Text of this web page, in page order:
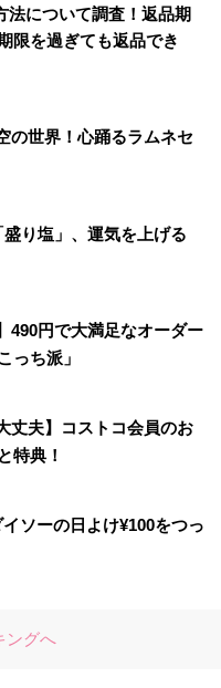
法について調査！返品期
限を過ぎても返品でき
の世界！心踊るラムネセ
り塩」、運気を上げる
490円で大満足なオーダー
っち派」
丈夫】コストコ会員のお
特典！
ソーの日よけ¥100をつっ
ングへ